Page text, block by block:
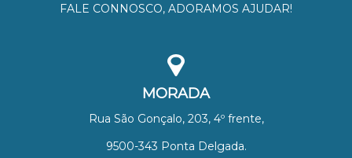
FALE CONNOSCO, ADORAMOS AJUDAR!
MORADA
Rua São Gonçalo, 203, 4º frente,
9500-343 Ponta Delgada.